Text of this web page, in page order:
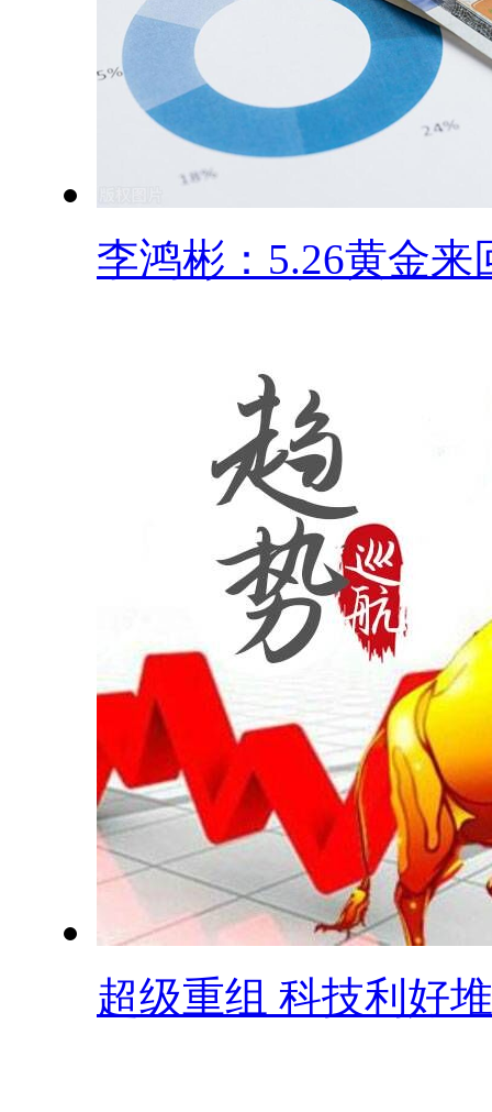
李鸿彬：5.26黄金来
超级重组 科技利好